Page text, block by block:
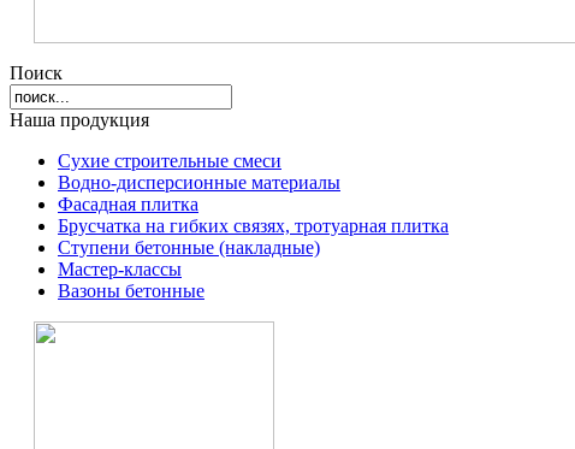
Поиск
Наша продукция
Сухие строительные смеси
Водно-дисперсионные материалы
Фасадная плитка
Брусчатка на гибких связях, тротуарная плитка
Ступени бетонные (накладные)
Мастер-классы
Вазоны бетонные